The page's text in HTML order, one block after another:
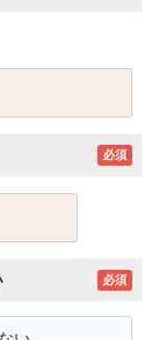
必須
必須